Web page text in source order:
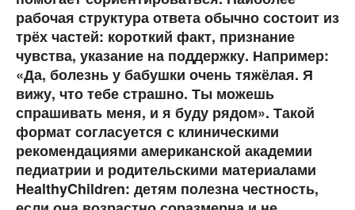
рабочая структура ответа обычно состоит из
трёх частей: короткий факт, признание
чувства, указание на поддержку. Например:
«Да, болезнь у бабушки очень тяжёлая. Я
вижу, что тебе страшно. Ты можешь
спрашивать меня, и я буду рядом». Такой
формат согласуется с клиническими
рекомендациями американской академии
педиатрии и родительскими материалами
HealthyChildren: детям полезна честность,